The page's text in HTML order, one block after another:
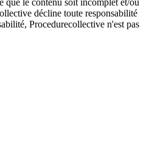
décline toute responsabilité
Procedurecollective n'est pas